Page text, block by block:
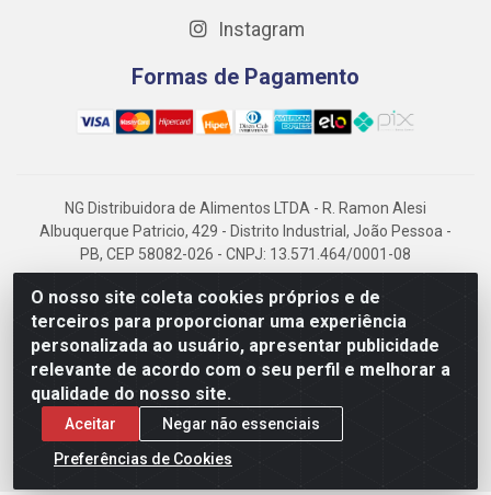
O nosso site coleta cookies próprios e de
terceiros para proporcionar uma experiência
personalizada ao usuário, apresentar publicidade
relevante de acordo com o seu perfil e melhorar a
qualidade do nosso site.
Aceitar
Negar não essenciais
Preferências de Cookies
Instagram
Formas de Pagamento
NG Distribuidora de Alimentos LTDA - R. Ramon Alesi
Albuquerque Patricio, 429 - Distrito Industrial, João Pessoa -
PB, CEP 58082-026 - CNPJ: 13.571.464/0001-08
NG Alimentos, há mais de 14 anos no mercado paraibano, é
referência em frigorificados, destacando-se pela logística
eficiente e excelência.